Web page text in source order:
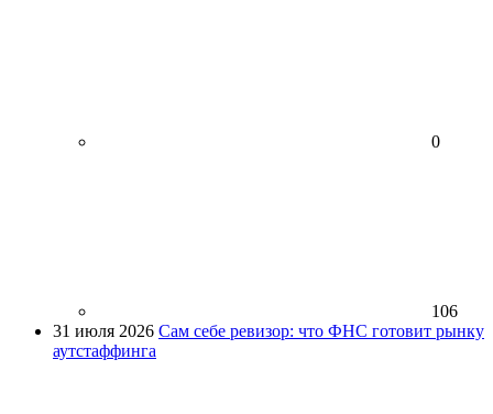
0
106
31 июля 2026 Сам себе ревизор: что ФНС готовит рынку
аутстаффинга